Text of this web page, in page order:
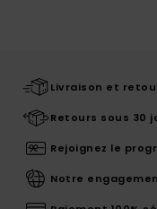
Livraison et
Retours sous 30
Rejoignez le
Notre